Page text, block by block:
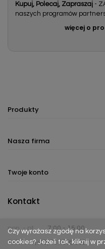
Kupuj, Polecaj, Zapraszaj -
naszych programów
więcej o
Produkty
Nasza firma
Twoje konto
Czy wyrażasz zgodę na
cookies? Jeżeli tak, kliknij w
Kontakt
pon. - pt.
7:00 - 15:00
Telefon:(+48) 737 305 306